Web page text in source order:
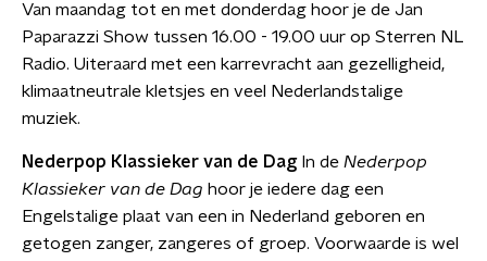
Van maandag tot en met donderdag hoor je de Jan
Paparazzi Show tussen 16.00 - 19.00 uur op Sterren NL
Radio. Uiteraard met een karrevracht aan gezelligheid,
klimaatneutrale kletsjes en veel Nederlandstalige
muziek.
Nederpop Klassieker van de DagIn de Nederpop
Klassieker van de Dag hoor je iedere dag een
Engelstalige plaat van een in Nederland geboren en
getogen zanger, zangeres of groep. Voorwaarde is wel